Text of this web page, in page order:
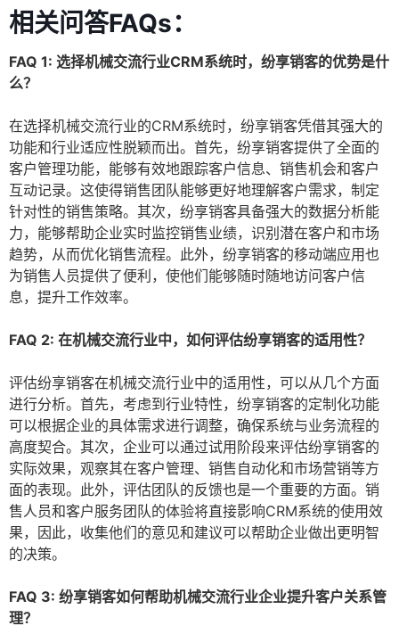
相关问答FAQs：
FAQ 1: 选择机械交流行业CRM系统时，纷享销客的优势是什
么？
在选择机械交流行业的CRM系统时，纷享销客凭借其强大的
功能和行业适应性脱颖而出。首先，纷享销客提供了全面的
客户管理功能，能够有效地跟踪客户信息、销售机会和客户
互动记录。这使得销售团队能够更好地理解客户需求，制定
针对性的销售策略。其次，纷享销客具备强大的数据分析能
力，能够帮助企业实时监控销售业绩，识别潜在客户和市场
趋势，从而优化销售流程。此外，纷享销客的移动端应用也
为销售人员提供了便利，使他们能够随时随地访问客户信
息，提升工作效率。
FAQ 2: 在机械交流行业中，如何评估纷享销客的适用性？
评估纷享销客在机械交流行业中的适用性，可以从几个方面
进行分析。首先，考虑到行业特性，纷享销客的定制化功能
可以根据企业的具体需求进行调整，确保系统与业务流程的
高度契合。其次，企业可以通过试用阶段来评估纷享销客的
实际效果，观察其在客户管理、销售自动化和市场营销等方
面的表现。此外，评估团队的反馈也是一个重要的方面。销
售人员和客户服务团队的体验将直接影响CRM系统的使用效
果，因此，收集他们的意见和建议可以帮助企业做出更明智
的决策。
FAQ 3: 纷享销客如何帮助机械交流行业企业提升客户关系管
理？